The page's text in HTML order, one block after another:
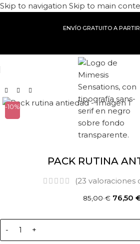
Skip to navigation Skip to main
ENVÍO GRATUITO A
-10%
PACK RUTINA
(23 valoraciones
85,00€ 76,50